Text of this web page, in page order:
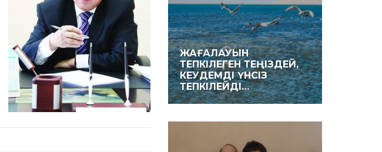
ЖАҒАЛАУЫН
ТЕПКІЛЕГЕН ТЕҢІЗДЕЙ,
КЕУДЕМДІ ҮНСІЗ
ТЕПКІЛЕЙДІ…